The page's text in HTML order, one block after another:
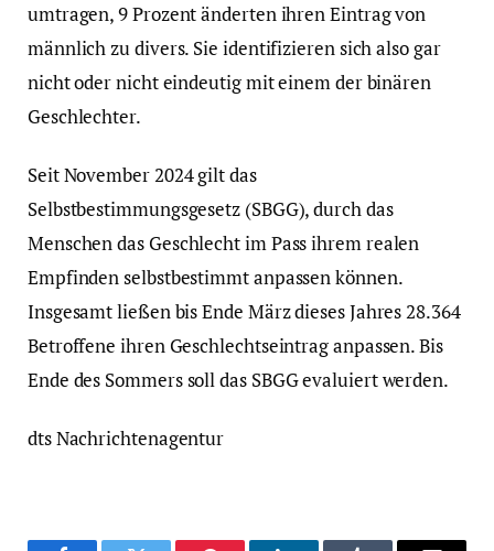
umtragen, 9 Prozent änderten ihren Eintrag von
männlich zu divers. Sie identifizieren sich also gar
nicht oder nicht eindeutig mit einem der binären
Geschlechter.
Seit November 2024 gilt das
Selbstbestimmungsgesetz (SBGG), durch das
Menschen das Geschlecht im Pass ihrem realen
Empfinden selbstbestimmt anpassen können.
Insgesamt ließen bis Ende März dieses Jahres 28.364
Betroffene ihren Geschlechtseintrag anpassen. Bis
Ende des Sommers soll das SBGG evaluiert werden.
dts Nachrichtenagentur